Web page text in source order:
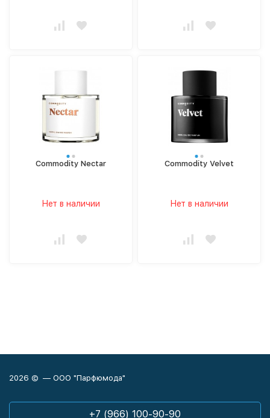
Commodity Nectar
Нет в наличии
Commodity Velvet
Нет в наличии
2026 © — ООО "Парфюмода"
+7 (966) 100-90-90